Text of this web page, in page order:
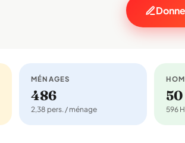
MÉNAGES
486
2,38 pers. / ménage
50
596 H